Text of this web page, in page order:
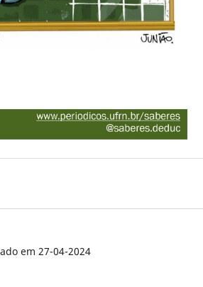
em 27-04-2024